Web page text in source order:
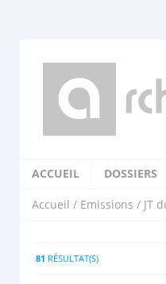
ACCUEIL DOSSIERS
Accueil / Emissions / JT
81 RÉSULTAT(S)